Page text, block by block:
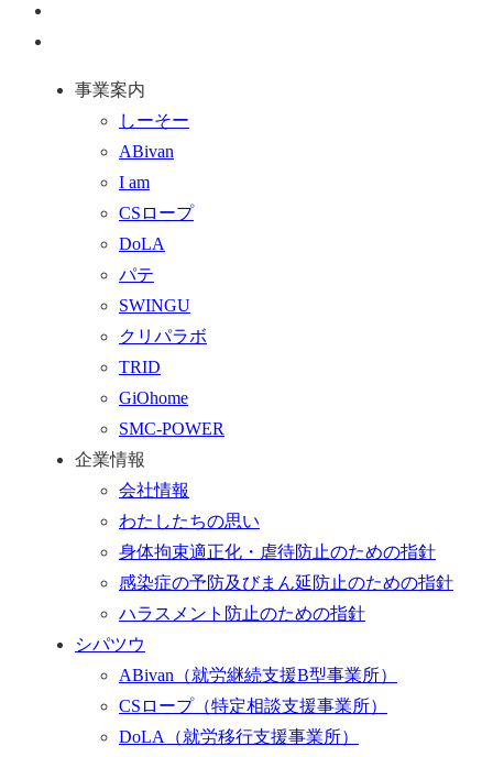
事業案内
しーそー
ABivan
I am
CSロープ
DoLA
パテ
SWINGU
クリパラボ
TRID
GiOhome
SMC-POWER
企業情報
会社情報
わたしたちの思い
身体拘束適正化・虐待防止のための指針
感染症の予防及びまん延防止のための指針
ハラスメント防止のための指針
シパツウ
ABivan （就労継続支援B型事業所）
CSロープ （特定相談支援事業所）
DoLA （就労移行支援事業所）